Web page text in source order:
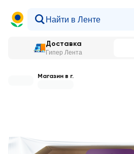
Доставка
Гипер Лента
Магазин в г.